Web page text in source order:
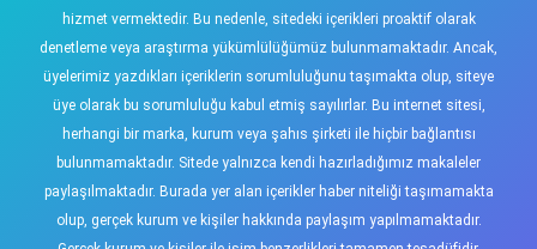
hizmet vermektedir. Bu nedenle, sitedeki içerikleri proaktif olarak
denetleme veya araştırma yükümlülüğümüz bulunmamaktadır. Ancak,
üyelerimiz yazdıkları içeriklerin sorumluluğunu taşımakta olup, siteye
üye olarak bu sorumluluğu kabul etmiş sayılırlar. Bu internet sitesi,
herhangi bir marka, kurum veya şahıs şirketi ile hiçbir bağlantısı
bulunmamaktadır. Sitede yalnızca kendi hazırladığımız makaleler
paylaşılmaktadır. Burada yer alan içerikler haber niteliği taşımamakta
olup, gerçek kurum ve kişiler hakkında paylaşım yapılmamaktadır.